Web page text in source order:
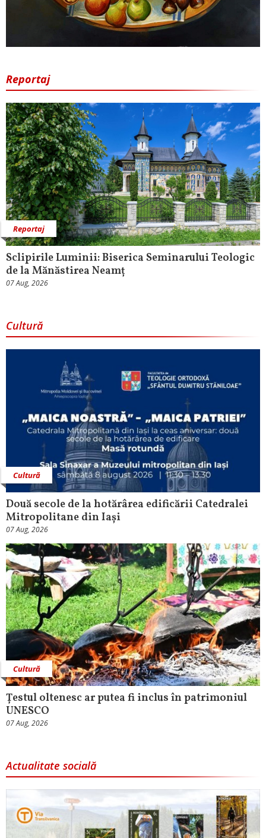
Reportaj
Reportaj
Sclipirile Luminii: Biserica Seminarului Teologic
de la Mănăstirea Neamț
07 Aug, 2026
Cultură
Cultură
Două secole de la hotărârea edificării Catedralei
Mitropolitane din Iași
07 Aug, 2026
Cultură
Țestul oltenesc ar putea fi inclus în patrimoniul
UNESCO
07 Aug, 2026
Actualitate socială